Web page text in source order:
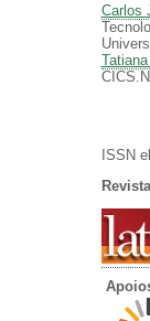
Carlos
ISSN